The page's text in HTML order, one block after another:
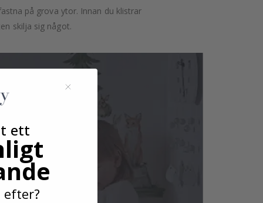
på grova ytor. Innan du klistrar
skilja sig något.
ett
efter?